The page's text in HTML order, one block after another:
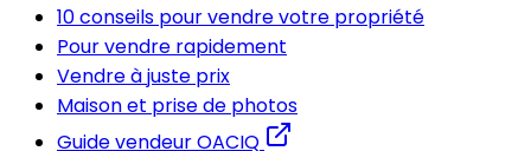
10 conseils pour vendre votre propriété
Pour vendre rapidement
Vendre à juste prix
Maison et prise de photos
Guide vendeur OACIQ